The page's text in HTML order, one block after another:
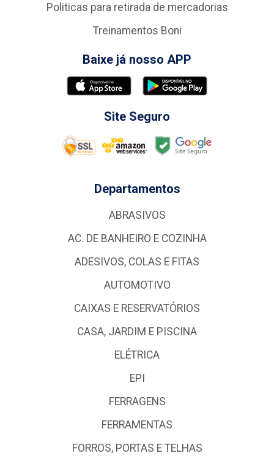
Politicas para retirada de mercadorias
Treinamentos Boni
Baixe já nosso APP
Site Seguro
Departamentos
ABRASIVOS
AC. DE BANHEIRO E COZINHA
ADESIVOS, COLAS E FITAS
AUTOMOTIVO
CAIXAS E RESERVATÓRIOS
CASA, JARDIM E PISCINA
ELÉTRICA
EPI
FERRAGENS
FERRAMENTAS
FORROS, PORTAS E TELHAS